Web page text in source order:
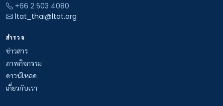
+66 2 503 4080
ltat_thai@ltat.org
สำรวจ
ข่าวสาร
ภาพกิจกรรม
ดาวน์โหลด
เกี่ยวกับเรา